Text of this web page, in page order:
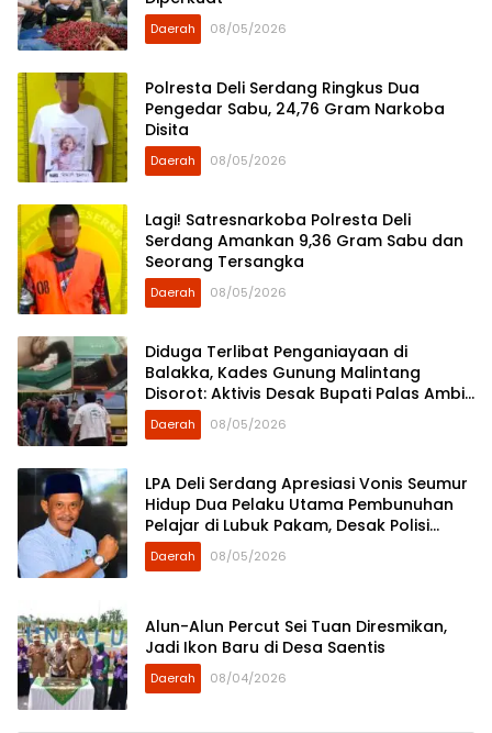
Daerah 08/05/2026
Polresta Deli Serdang Ringkus Dua
Pengedar Sabu, 24,76 Gram Narkoba
Disita
Daerah 08/05/2026
Lagi! Satresnarkoba Polresta Deli
Serdang Amankan 9,36 Gram Sabu dan
Seorang Tersangka
Daerah 08/05/2026
Diduga Terlibat Penganiayaan di
Balakka, Kades Gunung Malintang
Disorot: Aktivis Desak Bupati Palas Ambil
Sikap
Daerah 08/05/2026
LPA Deli Serdang Apresiasi Vonis Seumur
Hidup Dua Pelaku Utama Pembunuhan
Pelajar di Lubuk Pakam, Desak Polisi
Segera Tangkap DPO
Daerah 08/05/2026
Alun-Alun Percut Sei Tuan Diresmikan,
Jadi Ikon Baru di Desa Saentis
Daerah 08/04/2026